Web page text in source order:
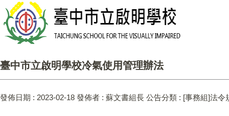
臺中市立啟明學校冷氣使用管理辦法
發佈日期 : 2023-02-18 發佈者 : 蘇文書組長 公告分類 : [事務組]法令